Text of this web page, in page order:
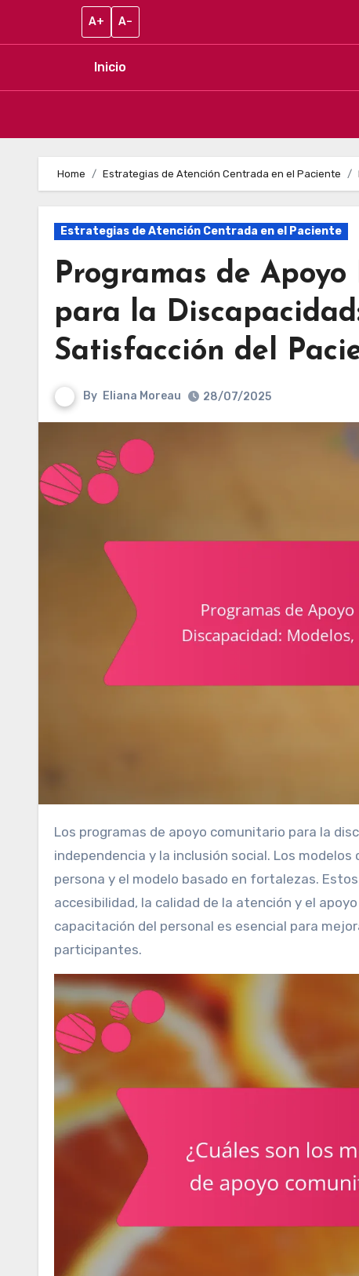
A+ A–
Inicio
Home Estrategias de Atención Centrada en el Paciente
Estrategias de Atención Centrada en el Paciente
Programas de
para la
Satisfacción del
By Eliana Moreau 28/07/2025
Los programas de apoyo comunitario para la discapacidad mejoran la calidad de vida al promover la
independencia y la inclusión social. Los
persona y el modelo basado en fortalezas.
accesibilidad, la calidad de la atención y el
capacitación del personal es esencial para
participantes.